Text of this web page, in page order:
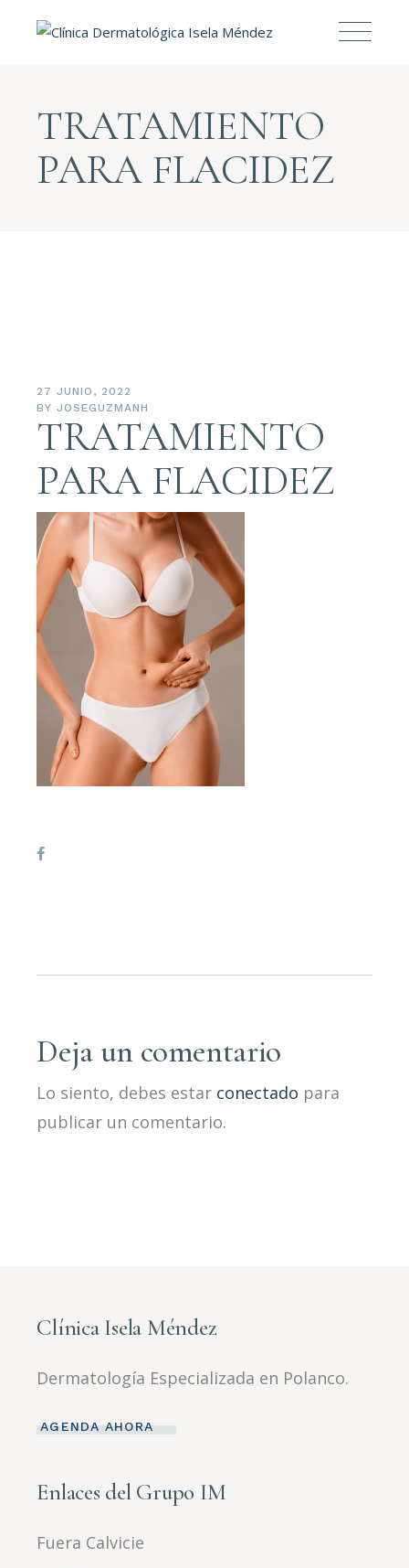
TRATAMIENTO
PARA FLACIDEZ
27 JUNIO, 2022
BY JOSEGUZMANH
TRATAMIENTO
PARA FLACIDEZ
Deja un comentario
Lo siento, debes estar conectado para
publicar un comentario.
Clínica Isela Méndez
Dermatología Especializada en Polanco.
AGENDA AHORA
Enlaces del Grupo IM
Fuera Calvicie